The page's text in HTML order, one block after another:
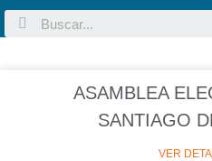
ASAMBLEA
SANTIAGO
VER